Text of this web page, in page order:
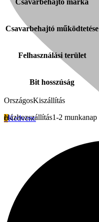
Signode
0Kedvenc
Csavarbehajtó márka
Csavarbehajtó működtetése
Felhasználási terület
Bit hosszúság
OrszágosKiszállítás
Házhozszállítás1-2 munkanap